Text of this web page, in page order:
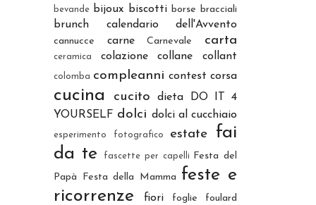
bevande bijoux biscotti borse bracciali
brunch calendario dell'Avvento
cannucce carne Carnevale carta
ceramica colazione collane collant
colomba compleanni contest corsa
cucina cucito dieta
DO IT 4
YOURSELF dolci dolci al cucchiaio
esperimento fotografico estate
fai
da te
fascette per capelli Festa del
Papà
Festa della Mamma feste e
ricorrenze
fiori foglie foulard